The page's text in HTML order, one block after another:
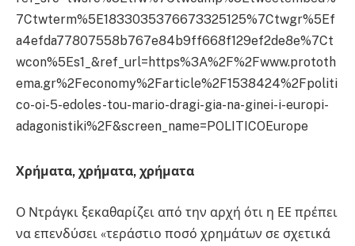
7Ctwterm%5E1833035376673325125%7Ctwgr%5Ef
a4efda77807558b767e84b9ff668f129ef2de8e%7Ct
wcon%5Es1_&ref_url=https%3A%2F%2Fwww.prototh
ema.gr%2Feconomy%2Farticle%2F1538424%2Fpoliti
co-oi-5-edoles-tou-mario-dragi-gia-na-ginei-i-europi-
adagonistiki%2F&screen_name=POLITICOEurope
Χρήματα, χρήματα, χρήματα
Ο Ντράγκι ξεκαθαρίζει από την αρχή ότι η ΕΕ πρέπει
να επενδύσει «τεράστιο ποσό χρημάτων σε σχετικά